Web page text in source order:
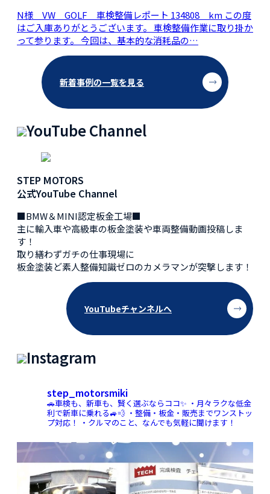
N様 VW GOLF 車検整備レポート 134808 km この度
はご入庫ありがとうございます。 車検整備作業に取り掛か
って参ります。 今回は、基本的な消耗品の…
新着事例の一覧を見る
YouTube Channel
STEP MOTORS
公式YouTube Channel
■BMW＆MINI認定板金工場■
主に輸入車や高級車の板金塗装や車両整備動画投稿しま
す！
取り繕わずガチの仕事現場に
板金塗装ど素人整備知識ゼロのカメラマンが突撃します！
YouTubeチャンネルへ
Instagram
step_motorsmiki
🚗車検も、新車も、賢く選ぶならココ✨ ・月々ラクな低金
利で新車に乗れる🚙💨 ・整備・板金・販売までワンストッ
プ対応！
・クルマのこと、なんでも気軽に聞けます！